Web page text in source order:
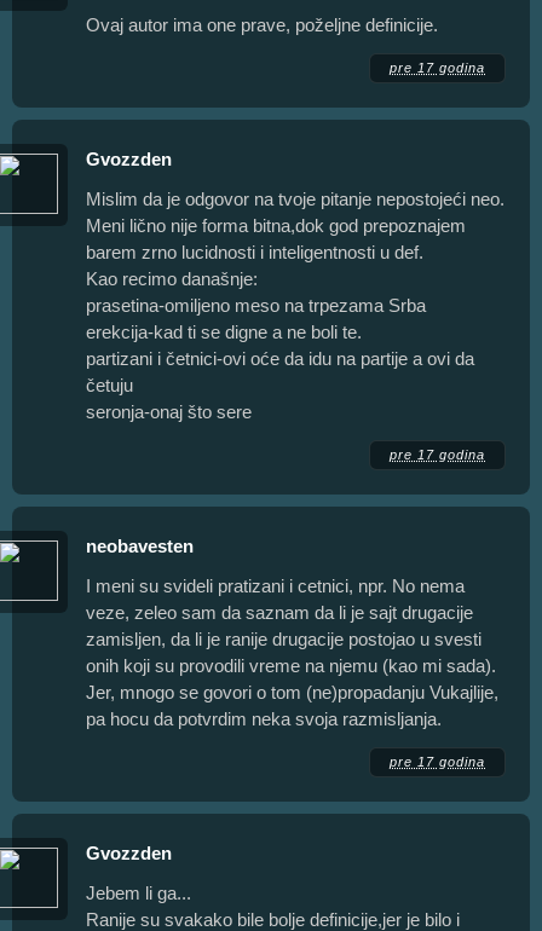
Ovaj autor ima one prave, poželjne definicije.
pre 17 godina
Gvozzden
Mislim da je odgovor na tvoje pitanje nepostojeći neo.
Meni lično nije forma bitna,dok god prepoznajem
barem zrno lucidnosti i inteligentnosti u def.
Kao recimo današnje:
prasetina-omiljeno meso na trpezama Srba
erekcija-kad ti se digne a ne boli te.
partizani i četnici-ovi oće da idu na partije a ovi da
četuju
seronja-onaj što sere
pre 17 godina
neobavesten
I meni su svideli pratizani i cetnici, npr. No nema
veze, zeleo sam da saznam da li je sajt drugacije
zamisljen, da li je ranije drugacije postojao u svesti
onih koji su provodili vreme na njemu (kao mi sada).
Jer, mnogo se govori o tom (ne)propadanju Vukajlije,
pa hocu da potvrdim neka svoja razmisljanja.
pre 17 godina
Gvozzden
Jebem li ga...
Ranije su svakako bile bolje definicije,jer je bilo i